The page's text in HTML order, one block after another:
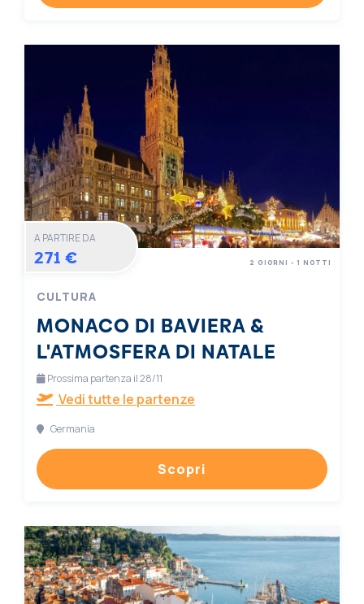
A PARTIRE DA
271 €
CULTURA
MONACO DI BAVIERA &
L'ATMOSFERA DI NATALE
2 GIORNI - 1 NOTTI
Prossima partenza il 28/11
Vedi tutte le partenze
Germania
Scopri